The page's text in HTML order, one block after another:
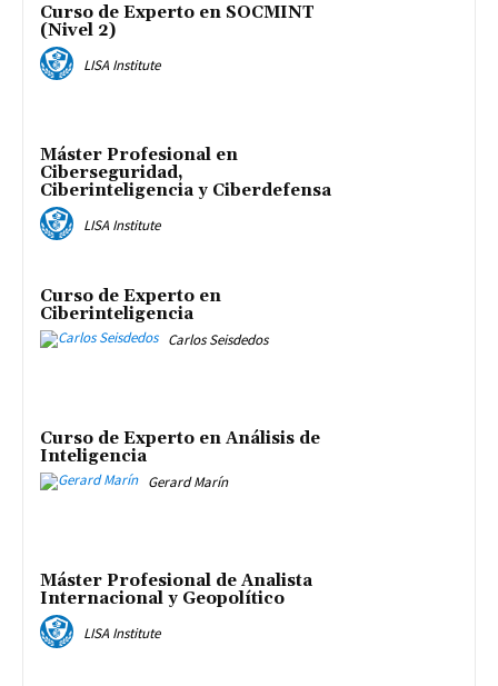
Curso de Experto en SOCMINT
(Nivel 2)
LISA Institute
Máster Profesional en
Ciberseguridad,
Ciberinteligencia y Ciberdefensa
LISA Institute
Curso de Experto en
Ciberinteligencia
Carlos Seisdedos
Curso de Experto en Análisis de
Inteligencia
Gerard Marín
Máster Profesional de Analista
Internacional y Geopolítico
LISA Institute